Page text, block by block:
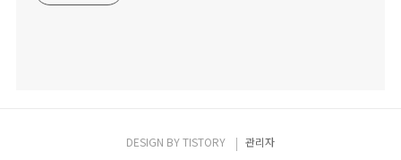
DESIGN BYTISTORY 관리자